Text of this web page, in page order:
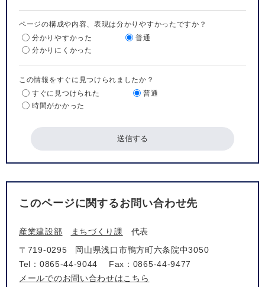
ページの構成や内容、表現は分かりやすかったですか？
分かりやすかった
普通
分かりにくかった
この情報をすぐに見つけられましたか？
すぐに見つけられた
普通
時間がかかった
このページに関するお問い合わせ先
産業建設部 まちづくり課
代表
〒719-0295
岡山県浅口市鴨方町六条院中3050
Tel：0865-44-9044
Fax：0865-44-9477
メールでのお問い合わせはこちら